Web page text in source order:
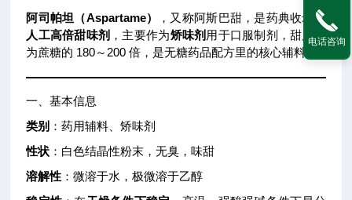
阿司帕坦（Aspartame）
，又称阿斯巴甜，是药典收录的
人工高倍甜味剂 ，主要作为矫味剂 用于口服制剂，甜度约
为蔗糖的 180～200 倍，是无糖药品配方里的核心辅料。
一、基本信息
类别 ：药用辅料、矫味剂
性状 ：白色结晶性粉末，无臭，味甜
溶解性 ：微溶于水，极微溶于乙醇
电话咨询